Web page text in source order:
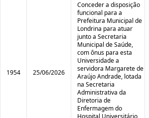
1954 25/06/2026
Conceder a disposição
funcional para a
Prefeitura Municipal de
Londrina para atuar
junto a Secretaria
Municipal de Saúde,
com ônus para esta
Universidade a
servidora Margarete de
Araújo Andrade, lotada
na Secretaria
Administrativa da
Diretoria de
Enfermagem do
Hospital Universitário,